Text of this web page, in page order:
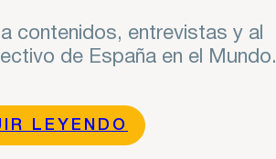
contenidos, entrevistas y al
de España en el Mundo.
LEYENDO